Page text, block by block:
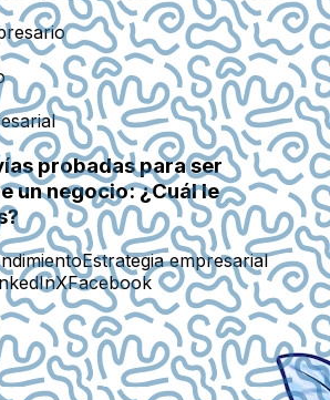
probadas para ser
un negocio: ¿Cuál le
Estrategia empresarial
XFacebook